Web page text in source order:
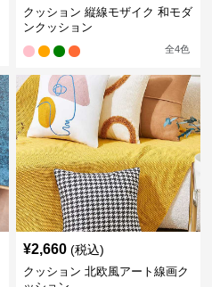
クッション 縦線モザイク 和モダ
ンクッション
全4色
¥2,660 (税込)
クッション 北欧風アート線画ク